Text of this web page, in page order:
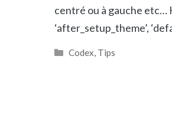
centré ou à gauche etc…
‘after_setup_theme’,
Catégories
Codex, Tips